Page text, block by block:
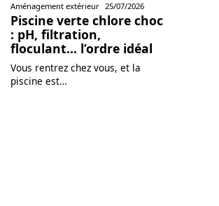
Aménagement extérieur 25/07/2026
Piscine verte chlore choc
: pH, filtration,
floculant… l’ordre idéal
Vous rentrez chez vous, et la
piscine est…